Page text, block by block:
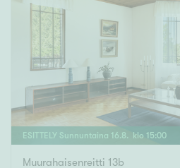
ESITTELY Sunnuntaina 16.8. klo 15:00
Muurahaisenreitti 13b